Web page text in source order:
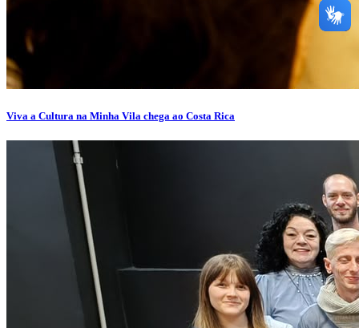
Viva a Cultura na Minha Vila chega ao Costa Rica